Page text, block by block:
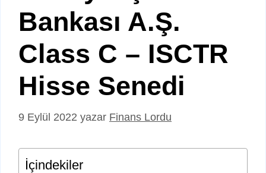
Bankası A.Ş.
Class C – ISCTR
Hisse Senedi
9 Eylül 2022 yazar Finans Lordu
İçindekiler